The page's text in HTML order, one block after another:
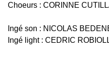
Choeurs : CORINNE
Ingé son : NICOLAS
Ingé light : CEDRIC